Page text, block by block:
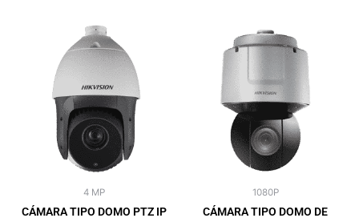
4 MP
CÁMARA TIPO DOMO PTZ IP
1080P
CÁMARA TIPO DOMO DE